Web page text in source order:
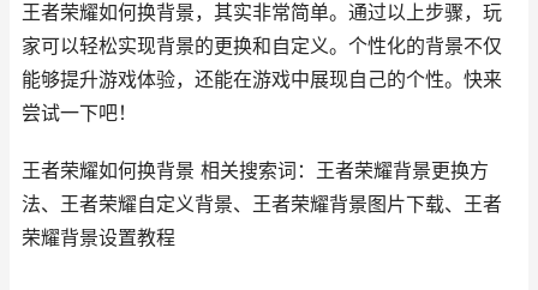
王者荣耀如何换背景，其实非常简单。通过以上步骤，玩
家可以轻松实现背景的更换和自定义。个性化的背景不仅
能够提升游戏体验，还能在游戏中展现自己的个性。快来
尝试一下吧！
王者荣耀如何换背景 相关搜索词：王者荣耀背景更换方
法、王者荣耀自定义背景、王者荣耀背景图片下载、王者
荣耀背景设置教程